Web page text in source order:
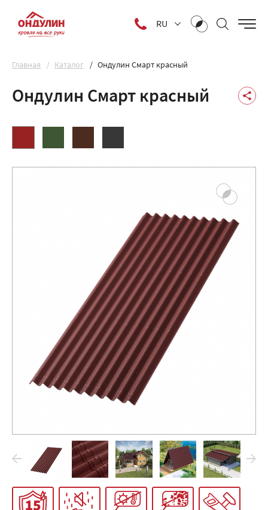
RU
Главная Каталог Ондулин Смарт красный
Ондулин Смарт красный